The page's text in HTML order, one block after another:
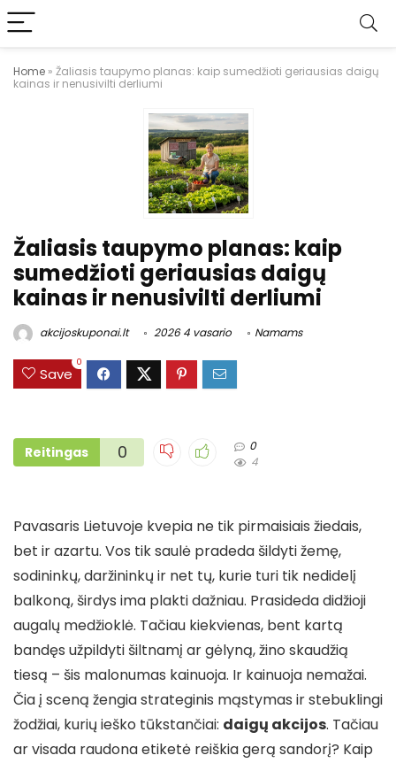
Home » Žaliasis taupymo planas: kaip sumedžioti geriausias daigų
kainas ir nenusivilti derliumi
Žaliasis taupymo planas: kaip
sumedžioti geriausias daigų
kainas ir nenusivilti derliumi
akcijoskuponai.lt 2026 4 vasario Namams
Save
0
Reitingas 0
0
4
Pavasaris Lietuvoje kvepia ne tik pirmaisiais žiedais,
bet ir azartu. Vos tik saulė pradeda šildyti žemę,
sodininkų, daržininkų ir net tų, kurie turi tik nedidelį
balkoną, širdys ima plakti dažniau. Prasideda didžioji
augalų medžioklė. Tačiau kiekvienas, bent kartą
bandęs užpildyti šiltnamį ar gėlyną, žino skaudžią
tiesą – šis malonumas kainuoja. Ir kainuoja nemažai.
Čia į sceną žengia strateginis mąstymas ir stebuklingi
žodžiai, kurių ieško tūkstančiai: daigų akcijos. Tačiau
ar visada raudona etiketė reiškia gerą sandorį? Kaip